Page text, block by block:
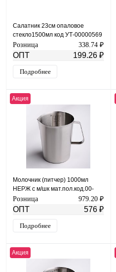
Салатник 23см опаловое
стекло1500мл код УТ-00000569
Розница 338.74 ₽
ОПТ 199.26 ₽
Подробнее
Акция
Молочник (питчер) 1000мл
НЕРЖ с м/шк мат.пол.код.00-
00003412
Розница 979.20 ₽
ОПТ 576 ₽
Подробнее
Акция